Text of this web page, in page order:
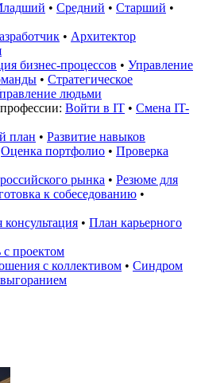
• Средний • Старший •
• Архитектор
бизнес-процессов • Управление
• Стратегическое
людьми
Войти в IT • Смена IT-
план • Развитие навыков
Оценка портфолио • Проверка
рынка • Резюме для
к собеседованию •
консультация • План карьерного
проектом
с коллективом • Синдром